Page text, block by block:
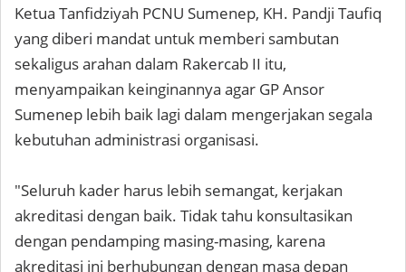
Ketua Tanfidziyah PCNU Sumenep, KH. Pandji Taufiq
yang diberi mandat untuk memberi sambutan
sekaligus arahan dalam Rakercab II itu,
menyampaikan keinginannya agar GP Ansor
Sumenep lebih baik lagi dalam mengerjakan segala
kebutuhan administrasi organisasi.
"Seluruh kader harus lebih semangat, kerjakan
akreditasi dengan baik. Tidak tahu konsultasikan
dengan pendamping masing-masing, karena
akreditasi ini berhubungan dengan masa depan